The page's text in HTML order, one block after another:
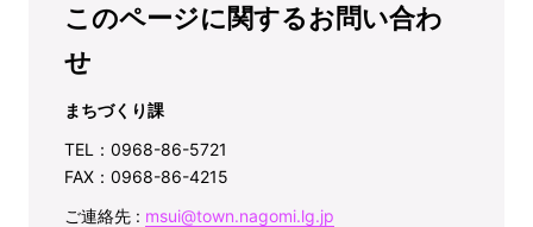
このページに関するお問い合わ
せ
まちづくり課
TEL：0968-86-5721
FAX：0968-86-4215
ご連絡先 : msui@town.nagomi.lg.jp